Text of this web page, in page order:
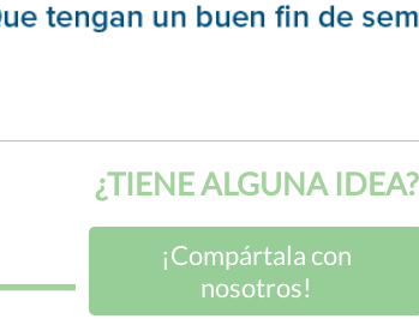
¿TIENE ALGUNA IDEA?
¡Compártala con
nosotros!